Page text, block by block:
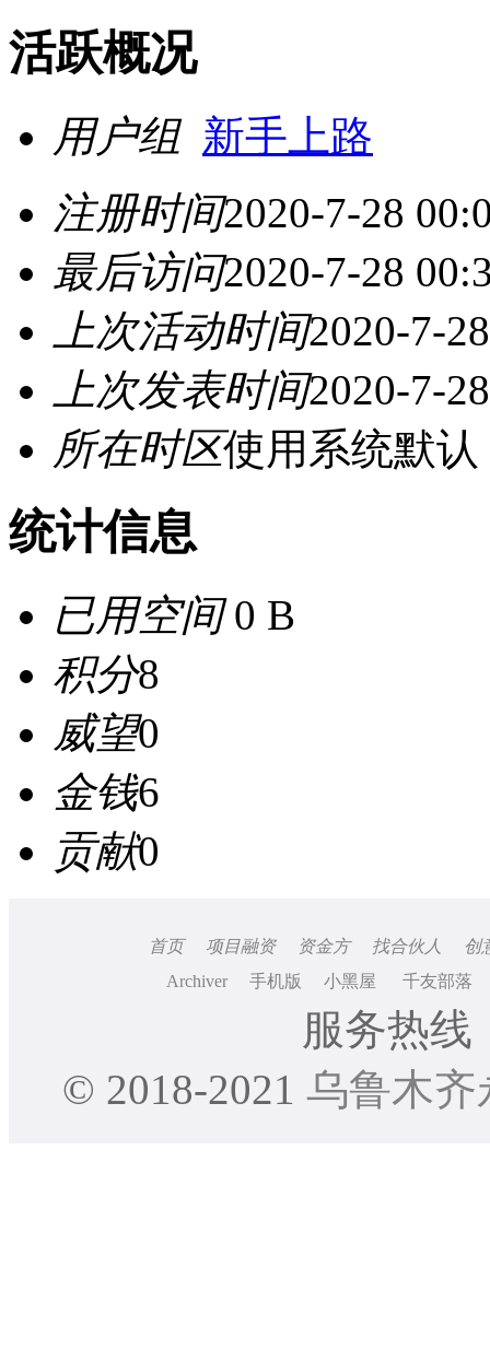
活跃概况
用户组 新手上路
注册时间2020-7-28
最后访问2020-7-28
上次活动时间2020-7-
上次发表时间2020-7-
所在时区使用系统默认
统计信息
已用空间0 B
积分8
威望0
金钱6
贡献0
首页 项目融资 资金方 找合伙人
创
Archiver
手机版 小黑屋 千友部落
服务热线
© 2018-2021 乌鲁木齐